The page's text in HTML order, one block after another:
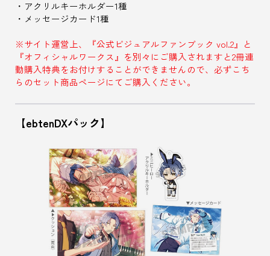
・アクリルキーホルダー1種
・メッセージカード1種
※サイト運営上、『公式ビジュアルファンブック vol.2』と
『オフィシャルワークス』を別々にご購入されますと2冊連
動購入特典をお付けすることができませんので、必ずこち
らのセット商品ページにてご購入ください。
【ebtenDXパック】